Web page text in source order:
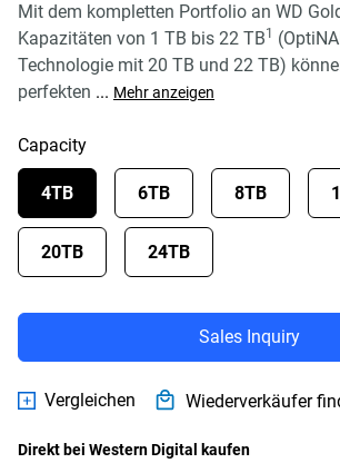
Mit dem kompletten Portfolio an WD
Kapazitäten von 1 TB bis 22 TB1
Technologie mit 20 TB und 22 TB)
perfekten ... Mehr anzeigen
Capacity
4TB 6TB 8TB
20TB 24TB
Sales Inquiry
Vergleichen Wiederverkäufer
Direkt bei Western Digital kaufen